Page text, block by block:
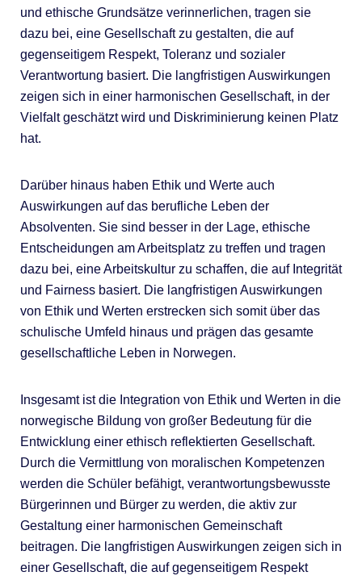
und ethische Grundsätze verinnerlichen, tragen sie
dazu bei, eine Gesellschaft zu gestalten, die auf
gegenseitigem Respekt, Toleranz und sozialer
Verantwortung basiert. Die langfristigen Auswirkungen
zeigen sich in einer harmonischen Gesellschaft, in der
Vielfalt geschätzt wird und Diskriminierung keinen Platz
hat.
Darüber hinaus haben Ethik und Werte auch
Auswirkungen auf das berufliche Leben der
Absolventen. Sie sind besser in der Lage, ethische
Entscheidungen am Arbeitsplatz zu treffen und tragen
dazu bei, eine Arbeitskultur zu schaffen, die auf Integrität
und Fairness basiert. Die langfristigen Auswirkungen
von Ethik und Werten erstrecken sich somit über das
schulische Umfeld hinaus und prägen das gesamte
gesellschaftliche Leben in Norwegen.
Insgesamt ist die Integration von Ethik und Werten in die
norwegische Bildung von großer Bedeutung für die
Entwicklung einer ethisch reflektierten Gesellschaft.
Durch die Vermittlung von moralischen Kompetenzen
werden die Schüler befähigt, verantwortungsbewusste
Bürgerinnen und Bürger zu werden, die aktiv zur
Gestaltung einer harmonischen Gemeinschaft
beitragen. Die langfristigen Auswirkungen zeigen sich in
einer Gesellschaft, die auf gegenseitigem Respekt